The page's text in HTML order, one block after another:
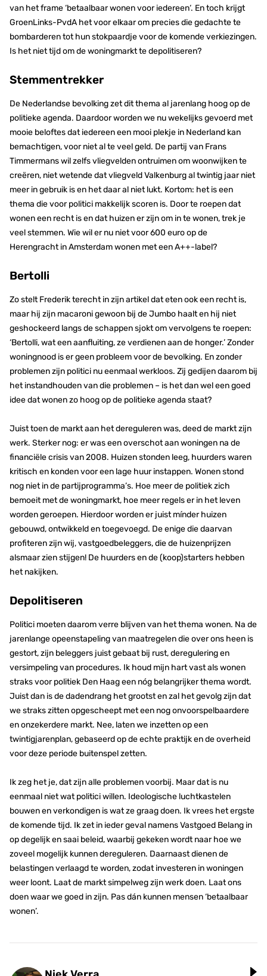
van het frame ‘betaalbaar wonen voor iedereen‘. En toch krijgt
GroenLinks-PvdA het voor elkaar om precies die gedachte te
bombarderen tot hun stokpaardje voor de komende verkiezingen.
Is het niet tijd om de woningmarkt te depolitiseren?
Stemmentrekker
De Nederlandse bevolking zet dit thema al jarenlang hoog op de
politieke agenda. Daardoor worden we nu wekelijks gevoerd met
mooie beloftes dat iedereen een mooi plekje in Nederland kan
bemachtigen, voor niet al te veel geld. De partij van Frans
Timmermans wil zelfs vliegvelden ontruimen om woonwijken te
creëren, niet wetende dat vliegveld Valkenburg al twintig jaar niet
meer in gebruik is en het daar al niet lukt. Kortom: het is een
thema die voor politici makkelijk scoren is. Door te roepen dat
wonen een recht is en dat huizen er zijn om in te wonen, trek je
veel stemmen. Wie wil er nu niet voor 600 euro op de
Herengracht in Amsterdam wonen met een A++-label?
Bertolli
Zo stelt Frederik terecht in zijn artikel dat eten ook een recht is,
maar hij zijn macaroni gewoon bij de Jumbo haalt en hij niet
geshockeerd langs de schappen sjokt om vervolgens te roepen:
‘Bertolli, wat een aanfluiting, ze verdienen aan de honger.’ Zonder
woningnood is er geen probleem voor de bevolking. En zonder
problemen zijn politici nu eenmaal werkloos. Zij gedijen daarom bij
het instandhouden van die problemen – is het dan wel een goed
idee dat wonen zo hoog op de politieke agenda staat?
Juist toen de markt aan het dereguleren was, deed de markt zijn
werk. Sterker nog: er was een overschot aan woningen na de
financiële crisis van 2008. Huizen stonden leeg, huurders waren
kritisch en konden voor een lage huur instappen. Wonen stond
nog niet in de partijprogramma’s. Hoe meer de politiek zich
bemoeit met de woningmarkt, hoe meer regels er in het leven
worden geroepen. Hierdoor worden er juist mínder huizen
gebouwd, ontwikkeld en toegevoegd. De enige die daarvan
profiteren zijn wij, vastgoedbeleggers, die de huizenprijzen
alsmaar zien stijgen! De huurders en de (koop)starters hebben
het nakijken.
Depolitiseren
Politici moeten daarom verre blijven van het thema wonen. Na de
jarenlange opeenstapeling van maatregelen die over ons heen is
gestort, zijn beleggers juist gebaat bij rust, deregulering en
versimpeling van procedures. Ik houd mijn hart vast als wonen
straks voor politiek Den Haag een nóg belangrijker thema wordt.
Juist dan is de dadendrang het grootst en zal het gevolg zijn dat
we straks zitten opgescheept met een nog onvoorspelbaardere
en onzekerdere markt. Nee, laten we inzetten op een
twintigjarenplan, gebaseerd op de echte praktijk en de overheid
voor deze periode buitenspel zetten.
Ik zeg het je, dat zijn alle problemen voorbij. Maar dat is nu
eenmaal niet wat politici willen. Ideologische luchtkastelen
bouwen en verkondigen is wat ze graag doen. Ik vrees het ergste
de komende tijd. Ik zet in ieder geval namens Vastgoed Belang in
op degelijk en saai beleid, waarbij gekeken wordt naar hoe we
zoveel mogelijk kunnen dereguleren. Daarnaast dienen de
belastingen verlaagd te worden, zodat investeren in woningen
weer loont. Laat de markt simpelweg zijn werk doen. Laat ons
doen waar we goed in zijn. Pas dán kunnen mensen ‘betaalbaar
wonen’.